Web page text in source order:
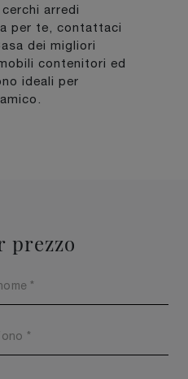
arredi
per te, contattaci
dei migliori
contenitori ed
ideali per
prezzo